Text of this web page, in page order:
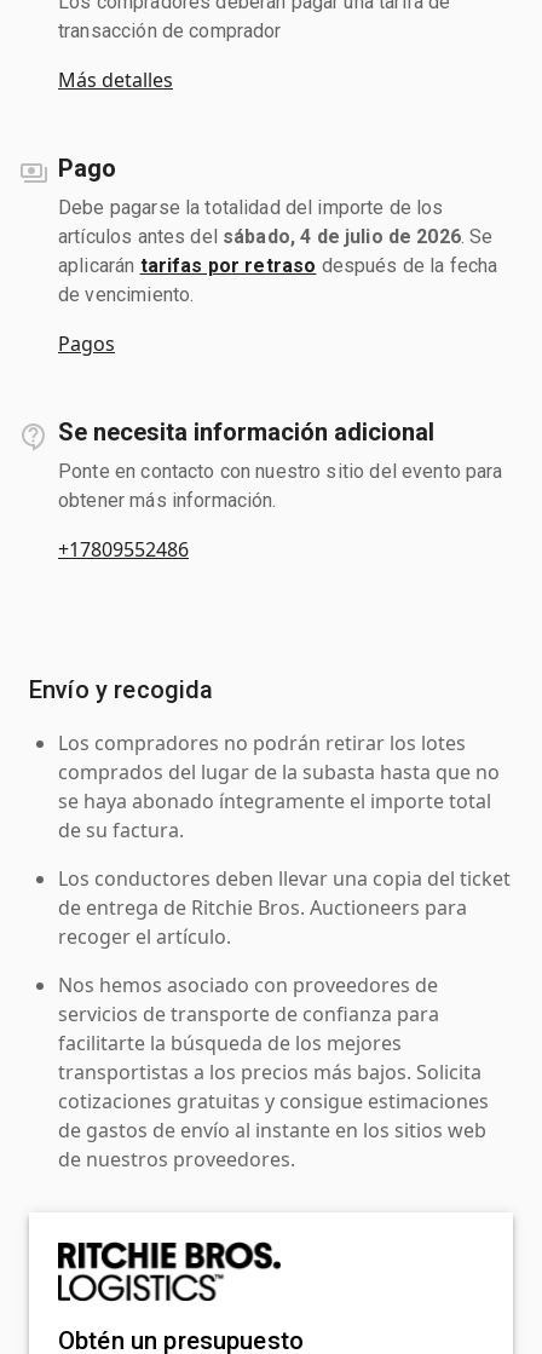
transacción de comprador
Más detalles
Pago
Debe pagarse la totalidad del importe de los
artículos antes del sábado, 4 de julio de 2026. Se
aplicarán tarifas por retraso después de la fecha
de vencimiento.
Pagos
Se necesita información adicional
Ponte en contacto con nuestro sitio del evento para
obtener más información.
+17809552486
Envío y recogida
Los compradores no podrán retirar los lotes
comprados del lugar de la subasta hasta que no
se haya abonado íntegramente el importe total
de su factura.
Los conductores deben llevar una copia del ticket
de entrega de Ritchie Bros. Auctioneers para
recoger el artículo.
Nos hemos asociado con proveedores de
servicios de transporte de confianza para
facilitarte la búsqueda de los mejores
transportistas a los precios más bajos. Solicita
cotizaciones gratuitas y consigue estimaciones
de gastos de envío al instante en los sitios web
de nuestros proveedores.
Obtén un presupuesto